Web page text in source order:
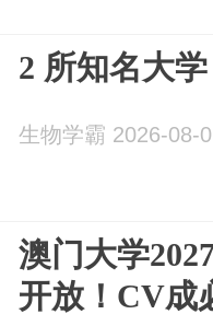
2 所知名大
生物学霸 2026-08-
澳门大学
开放！CV成